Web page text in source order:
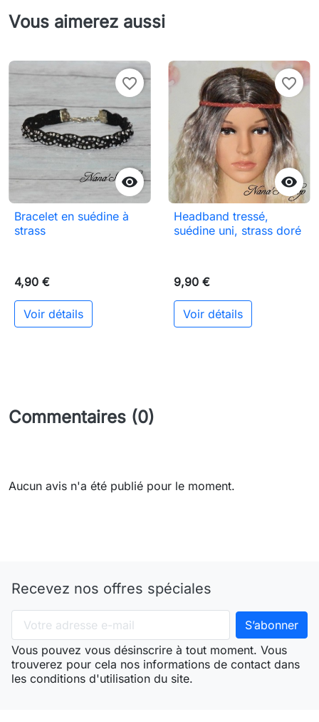
Vous aimerez aussi

favorite_border
Bracelet en suédine à
strass
4,90 €
Voir détails

favorite_border
Headband tressé,
suédine uni, strass doré
9,90 €
Voir détails
Commentaires (0)
Aucun avis n'a été publié pour le moment.
Recevez nos offres spéciales
Vous pouvez vous désinscrire à tout moment. Vous
trouverez pour cela nos informations de contact dans
les conditions d'utilisation du site.